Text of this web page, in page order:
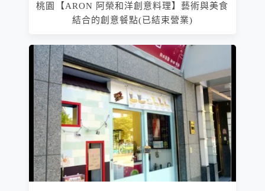
桃園【ARON 阿榮和洋創意料理】藝術與美食
結合的創意餐點(已結束營業)